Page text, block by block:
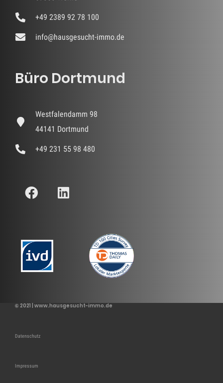
+49 2389 92 78 100
info@hausgesucht-immo.de
Büro Dortmund
Westfalendamm 98
44141 Dortmund
+49 231 55 98 480
© 2021 | www.hausgesucht-immo.de
Datenschutz
Impressum